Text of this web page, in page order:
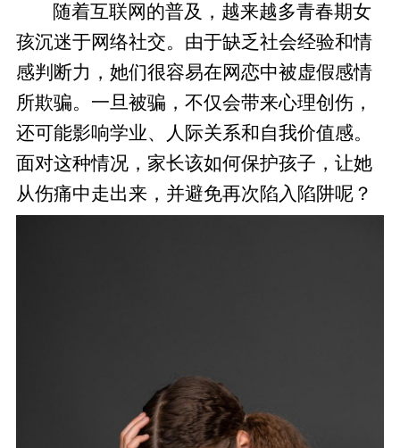
随着互联网的普及，越来越多青春期女
孩沉迷于网络社交。由于缺乏社会经验和情
感判断力，她们很容易在网恋中被虚假感情
所欺骗。一旦被骗，不仅会带来心理创伤，
还可能影响学业、人际关系和自我价值感。
面对这种情况，家长该如何保护孩子，让她
从伤痛中走出来，并避免再次陷入陷阱呢？